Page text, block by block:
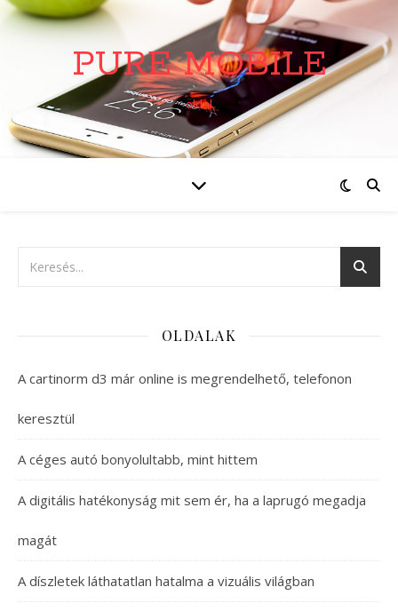
PURE MOBILE
oldal
OLDALAK
A cartinorm d3 már online is megrendelhető, telefonon
keresztül
A céges autó bonyolultabb, mint hittem
A digitális hatékonyság mit sem ér, ha a laprugó megadja
magát
A díszletek láthatatlan hatalma a vizuális világban